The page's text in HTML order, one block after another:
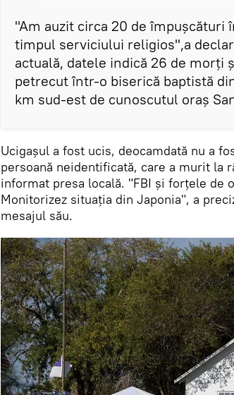
"Am auzit circa 20 de împușcături
timpul serviciului religios",a
actuală, datele indică 26 de morți
petrecut într-o biserică baptistă
km sud-est de cunoscutul oraș
Ucigașul a fost ucis, deocamdată nu a
persoană neidentificată, care a murit la
informat presa locală. "FBI și forțele de
Monitorizez situația din Japonia", a
mesajul său.